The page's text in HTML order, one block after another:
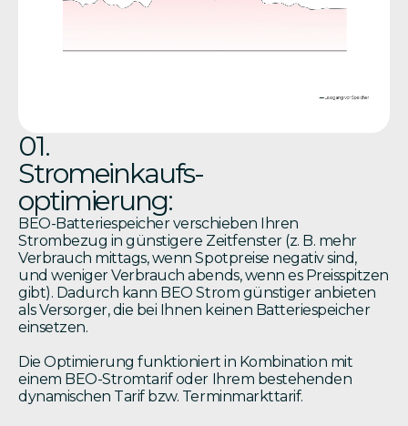
01.
Stromeinkaufs-
optimierung:
BEO-Batteriespeicher verschieben Ihren
Strombezug in günstigere Zeitfenster (z. B. mehr
Verbrauch mittags, wenn Spotpreise negativ sind,
und weniger Verbrauch abends, wenn es Preisspitzen
gibt). Dadurch kann BEO Strom günstiger anbieten
als Versorger, die bei Ihnen keinen Batteriespeicher
einsetzen.
Die Optimierung funktioniert in Kombination mit
einem BEO-Stromtarif oder Ihrem bestehenden
dynamischen Tarif bzw. Terminmarkttarif.